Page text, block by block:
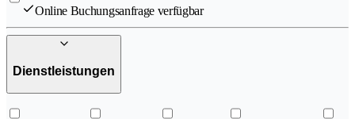
Online Buchungsanfrage verfügbar
Dienstleistungen